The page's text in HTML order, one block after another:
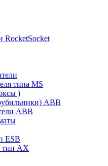
RocketSocket
типа MS
)
ABB
ABB
ESB
тип AX